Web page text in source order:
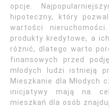
opcje.
hipoteczny, który
wartości
produkty kredytowe, a
różnić, dlatego warto
finansowych przed
młodych ludzi istnieją
Mieszkanie dla Młodych
inicjatywy mają na
mieszkań dla osób